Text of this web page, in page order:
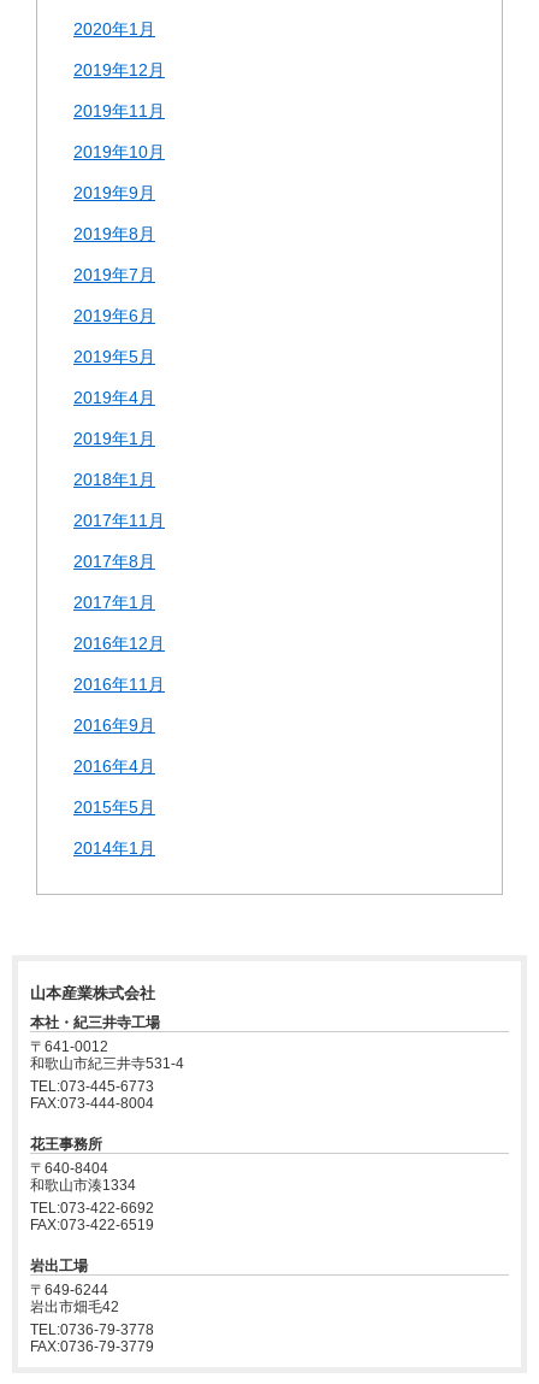
2020年1月
2019年12月
2019年11月
2019年10月
2019年9月
2019年8月
2019年7月
2019年6月
2019年5月
2019年4月
2019年1月
2018年1月
2017年11月
2017年8月
2017年1月
2016年12月
2016年11月
2016年9月
2016年4月
2015年5月
2014年1月
山本産業株式会社
本社・紀三井寺工場
〒641-0012
和歌山市紀三井寺531-4
TEL:073-445-6773
FAX:073-444-8004
花王事務所
〒640-8404
和歌山市湊1334
TEL:073-422-6692
FAX:073-422-6519
岩出工場
〒649-6244
岩出市畑毛42
TEL:0736-79-3778
FAX:0736-79-3779